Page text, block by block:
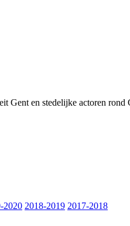
Gent en stedelijke actoren
2020 2018-2019 2017-2018